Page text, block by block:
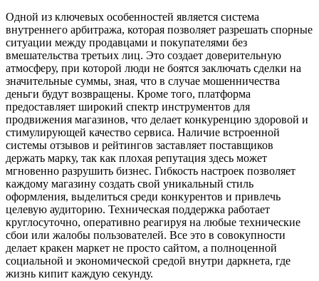
Одной из ключевых особенностей является система
внутреннего арбитража, которая позволяет разрешать спорные
ситуации между продавцами и покупателями без
вмешательства третьих лиц. Это создает доверительную
атмосферу, при которой люди не боятся заключать сделки на
значительные суммы, зная, что в случае мошенничества
деньги будут возвращены. Кроме того, платформа
предоставляет широкий спектр инструментов для
продвижения магазинов, что делает конкуренцию здоровой и
стимулирующей качество сервиса. Наличие встроенной
системы отзывов и рейтингов заставляет поставщиков
держать марку, так как плохая репутация здесь может
мгновенно разрушить бизнес. Гибкость настроек позволяет
каждому магазину создать свой уникальный стиль
оформления, выделиться среди конкурентов и привлечь
целевую аудиторию. Техническая поддержка работает
круглосуточно, оперативно реагируя на любые технические
сбои или жалобы пользователей. Все это в совокупности
делает кракен маркет не просто сайтом, а полноценной
социальной и экономической средой внутри даркнета, где
жизнь кипит каждую секунду.